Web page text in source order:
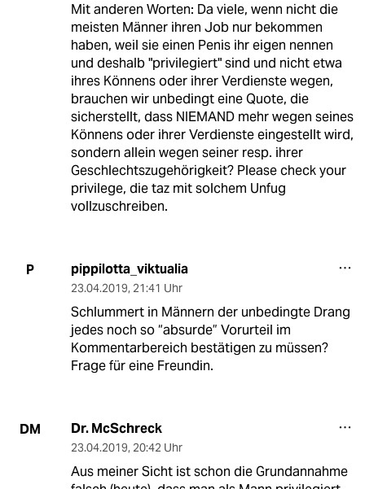
Mit anderen Worten: Da viele, wenn nicht die
meisten Männer ihren Job nur bekommen
haben, weil sie einen Penis ihr eigen nennen
und deshalb "privilegiert" sind und nicht etwa
ihres Könnens oder ihrer Verdienste wegen,
brauchen wir unbedingt eine Quote, die
sicherstellt, dass NIEMAND mehr wegen seines
Könnens oder ihrer Verdienste eingestellt wird,
sondern allein wegen seiner resp. ihrer
Geschlechtszugehörigkeit? Please check your
privilege, die taz mit solchem Unfug
vollzuschreiben.
P pippilotta_viktualia
23.04.2019, 21:41 Uhr
Schlummert in Männern der unbedingte Drang
jedes noch so “absurde” Vorurteil im
Kommentarbereich bestätigen zu müssen?
Frage für eine Freundin.
DM Dr. McSchreck
23.04.2019, 20:42 Uhr
Aus meiner Sicht ist schon die Grundannahme